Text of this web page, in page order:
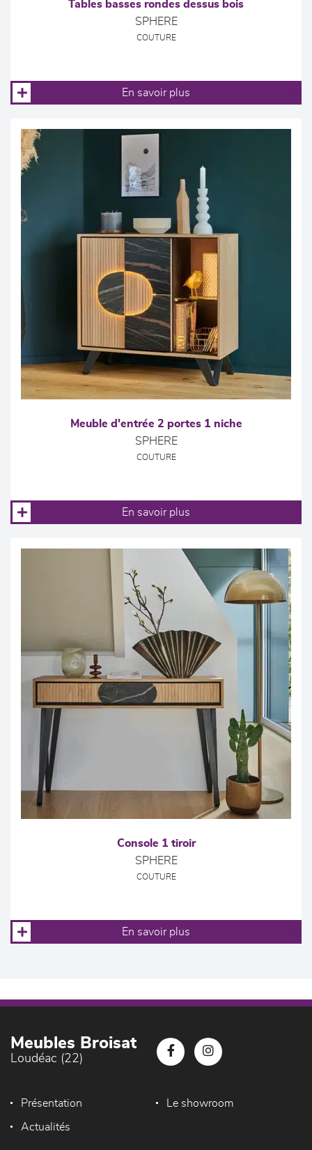
Tables basses rondes dessus bois
SPHERE
COUTURE
En savoir plus
Meuble d'entrée 2 portes 1 niche
SPHERE
COUTURE
En savoir plus
Console 1 tiroir
SPHERE
COUTURE
En savoir plus
Meubles Broisat
Loudéac (22)
Présentation Le showroom
Actualités